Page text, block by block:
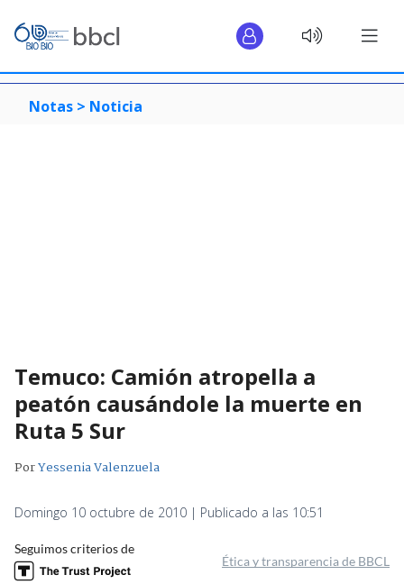
Notas > Noticia
Temuco: Camión atropella a
peatón causándole la muerte en
Ruta 5 Sur
PorYessenia Valenzuela
Domingo 10 octubre de 2010 | Publicado a las 10:51
Seguimos criterios de
Ética y transparencia de BBCL